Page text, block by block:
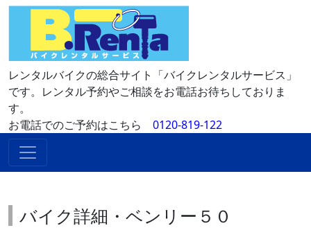
レンタルバイクの総合サイト「バイクレンタルサービス」
です。レンタル予約やご相談をお電話お待ちしておりま
す。
お電話でのご予約はこちら 0120-819-122
バイク詳細・ベンリー５０